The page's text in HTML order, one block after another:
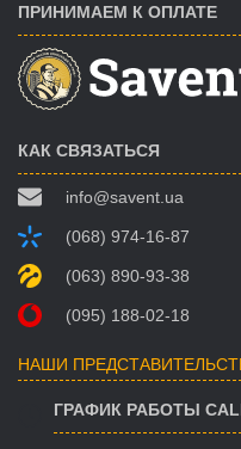
ПРИНИМАЕМ К ОПЛАТЕ
КАК СВЯЗАТЬСЯ
info@savent.ua
(068) 974-16-87
(063) 890-93-38
(095) 188-02-18
НАШИ
ГРАФИК РАБОТЫ